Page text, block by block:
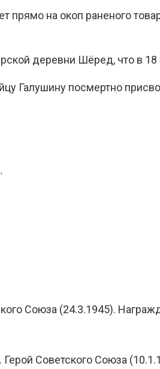
прямо на окоп раненого
деревни Шёред, что в
Галушину посмертно
Союза (24.3.1945).
Советского Союза